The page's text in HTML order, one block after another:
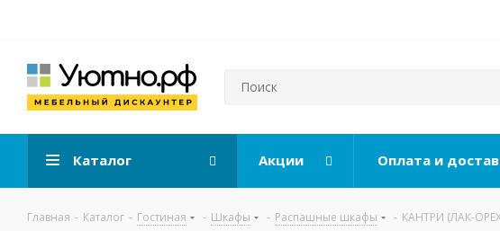
Каталог Акции Оплата и
Главная - Каталог - Гостиная - Шкафы - Распашные шкафы - КАНТРИ (ЛАК-